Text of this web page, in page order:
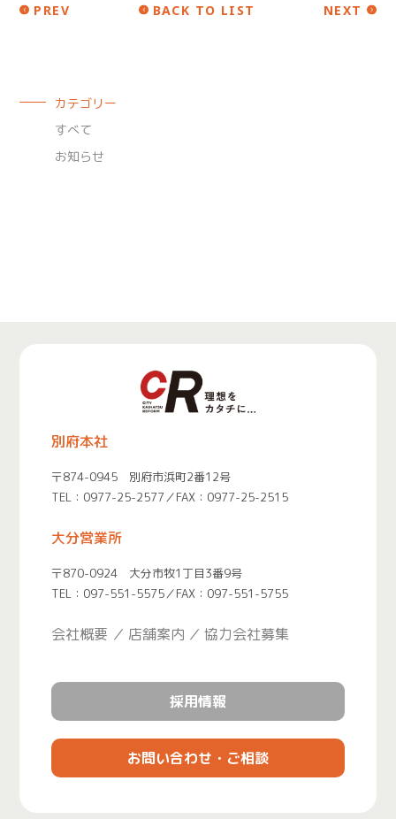
PREV BACK TO LIST NEXT
カテゴリー
すべて
お知らせ
別府本社
〒874-0945 別府市浜町2番12号
TEL： 0977-25-2577／FAX：0977-25-2515
大分営業所
〒870-0924 大分市牧1丁目3番9号
TEL： 097-551-5575／FAX：097-551-5755
会社概要 店舗案内 協力会社募集
お問い合わせ・ご相談
採用情報